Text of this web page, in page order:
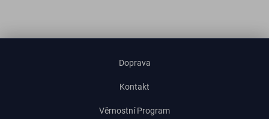
Doprava
Kontakt
Věrnostní Program